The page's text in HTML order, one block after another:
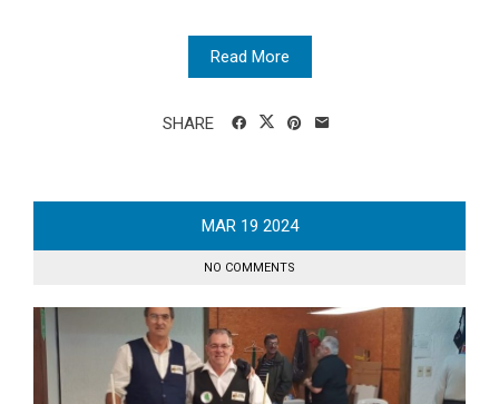
Read More
SHARE
MAR 19 2024
NO COMMENTS